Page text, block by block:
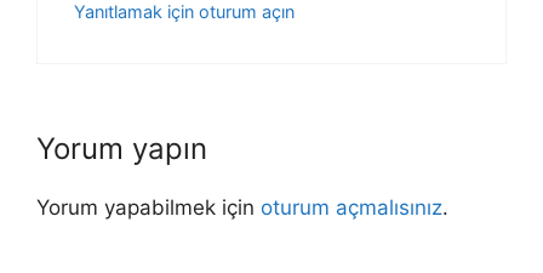
Yanıtlamak için oturum açın
Yorum yapın
Yorum yapabilmek için oturum açmalısınız.